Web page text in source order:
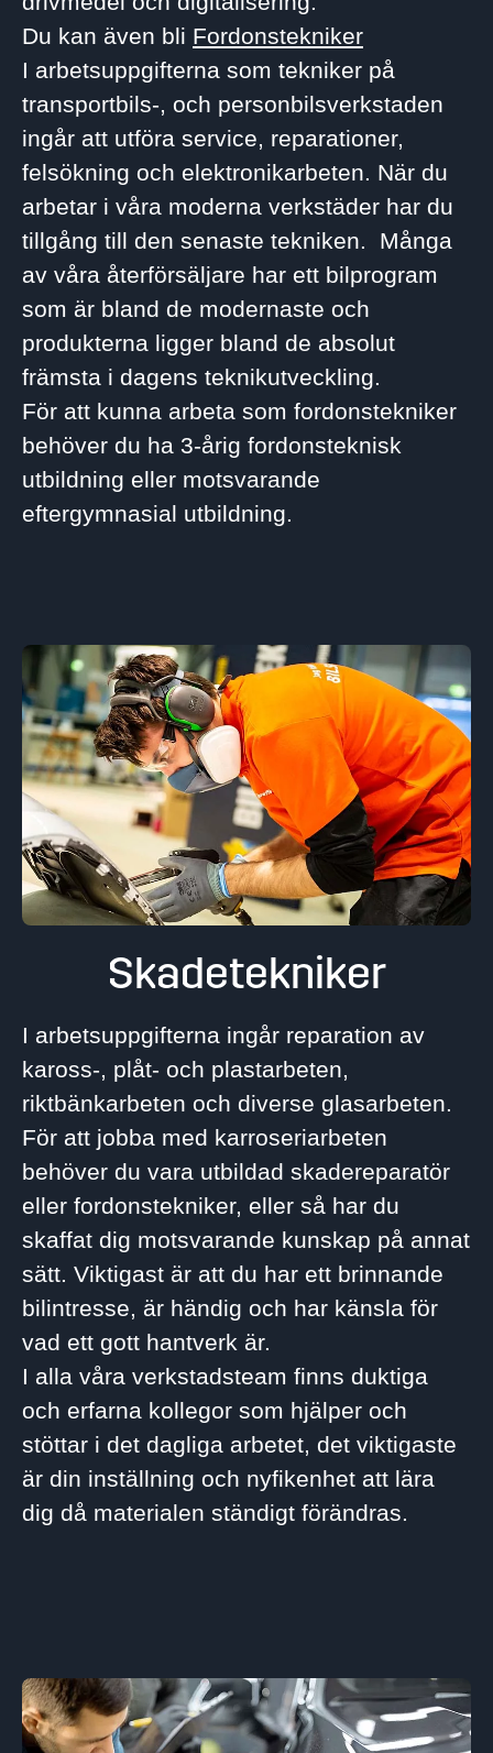
Du kan även bli Fordonstekniker
I arbetsuppgifterna som tekniker på
transportbils-, och personbilsverkstaden
ingår att utföra service, reparationer,
felsökning och elektronikarbeten. När du
arbetar i våra moderna verkstäder har du
tillgång till den senaste tekniken. Många
av våra återförsäljare har ett bilprogram
som är bland de modernaste och
produkterna ligger bland de absolut
främsta i dagens teknikutveckling.
För att kunna arbeta som fordonstekniker
behöver du ha 3-årig fordonsteknisk
utbildning eller motsvarande
eftergymnasial utbildning.
Skadetekniker
I arbetsuppgifterna ingår reparation av
kaross-, plåt- och plastarbeten,
riktbänkarbeten och diverse glasarbeten.
För att jobba med karroseriarbeten
behöver du vara utbildad skadereparatör
eller fordonstekniker, eller så har du
skaffat dig motsvarande kunskap på annat
sätt. Viktigast är att du har ett brinnande
bilintresse, är händig och har känsla för
vad ett gott hantverk är.
I alla våra verkstadsteam finns duktiga
och erfarna kollegor som hjälper och
stöttar i det dagliga arbetet, det viktigaste
är din inställning och nyfikenhet att lära
dig då materialen ständigt förändras.